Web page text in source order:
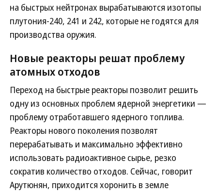
на быстрых нейтронах вырабатываются изотопы
плутония-240, 241 и 242, которые не годятся для
производства оружия.
Новые реакторы решат проблему
атомных отходов
Переход на быстрые реакторы позволит решить
одну из основных проблем ядерной энергетики —
проблему отработавшего ядерного топлива.
Реакторы нового поколения позволят
перерабатывать и максимально эффективно
использовать радиоактивное сырье, резко
сократив количество отходов. Сейчас, говорит
Арутюнян, приходится хоронить в земле